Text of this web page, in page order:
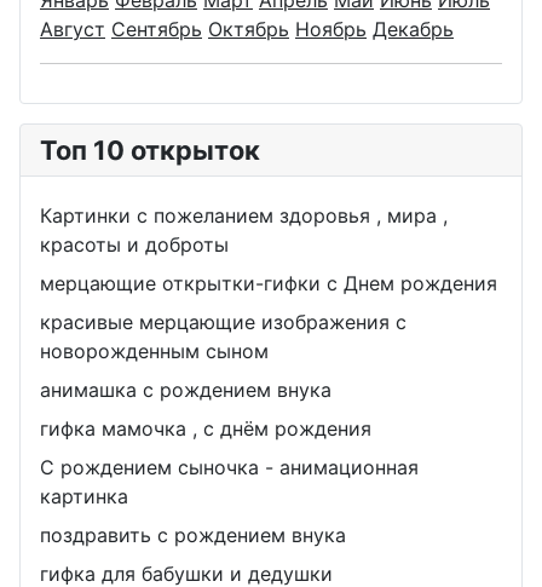
Август Сентябрь Октябрь Ноябрь Декабрь
Топ 10 открыток
Картинки с пожеланием здоровья , мира ,
красоты и доброты
мерцающие открытки-гифки с Днем рождения
красивые мерцающие изображения с
новорожденным сыном
анимашка с рождением внука
гифка мамочка , с днём рождения
С рождением сыночка - анимационная
картинка
поздравить с рождением внука
гифка для бабушки и дедушки